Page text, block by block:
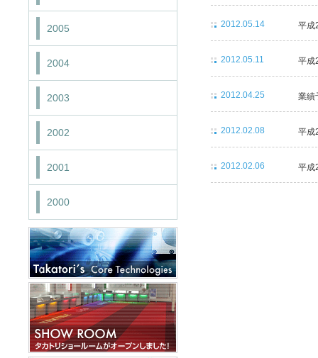
2012.05.14 平
2012.05.11 平成
2012.04.25 業
2012.02.08 平
2012.02.06 平
2005
2004
2003
2002
2001
2000